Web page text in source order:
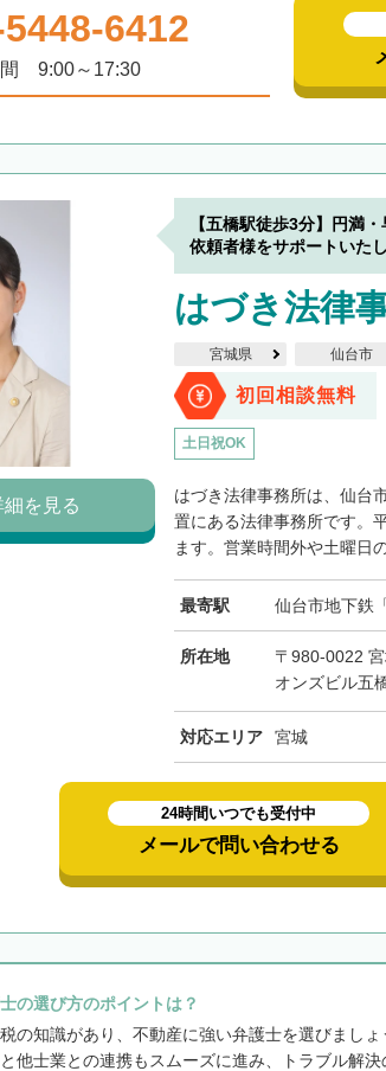
6412
間 9:00～17:30
【五橋駅徒歩3分】円満
依頼者様をサポートいた
はづき法律
宮城県 仙台市
初回相談無料
土日祝OK
はづき法律事務所は、仙台
置にある法律事務所です。
ます。営業時間外や土曜日
最寄駅 仙台市地下鉄
所在地
〒980-0022
オンズビル五
対応エリア 宮城
を見る
24時間いつでも受付中
メールで問い合わせる
の選び方のポイントは？
の知識があり、不動産に強い弁護士を選びまし
他士業との連携もスムーズに進み、トラブル解